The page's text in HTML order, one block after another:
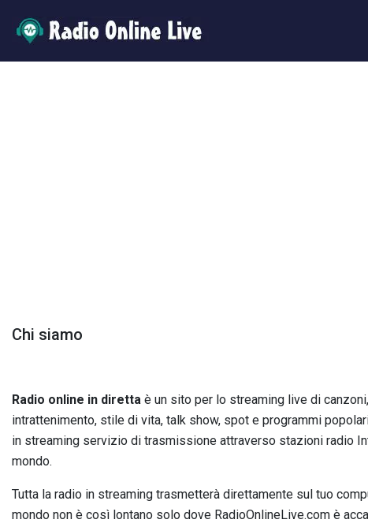
Chi siamo
Radio online in diretta è un sito per lo streaming live di
intrattenimento, stile di vita, talk show, spot e programmi
in streaming servizio di trasmissione attraverso stazioni radio
mondo.
Tutta la radio in streaming trasmetterà direttamente sul tuo
mondo non è così lontano solo dove RadioOnlineLive.com è